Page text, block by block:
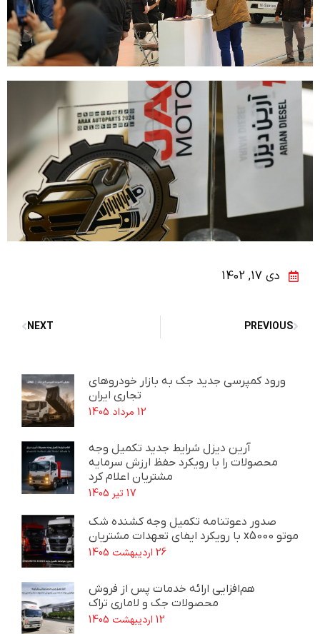
دی 17, 1402
PREVIOUS
NEXT
ورود کمپرسی جدید جک به بازار خودروهای
تجاری ایران
12 مرداد 1405
آرین دیزل شرایط جدید تکمیل وجه
محصولات را با رویکرد حفظ ارزش سرمایه
مشتریان اعلام کرد
17 تیر 1405
صدور دعوتنامه تکمیل وجه کشنده شک
موتو x5000 با رویکرد ایفای تعهدات مشتریان
26 اردیبهشت 1405
هم‌افزایی ارائه خدمات پس از فروش
محصولات جک و لاماری تراک
12 اردیبهشت 1405